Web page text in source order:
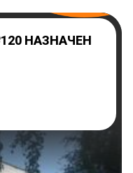
НАЗНАЧЕН